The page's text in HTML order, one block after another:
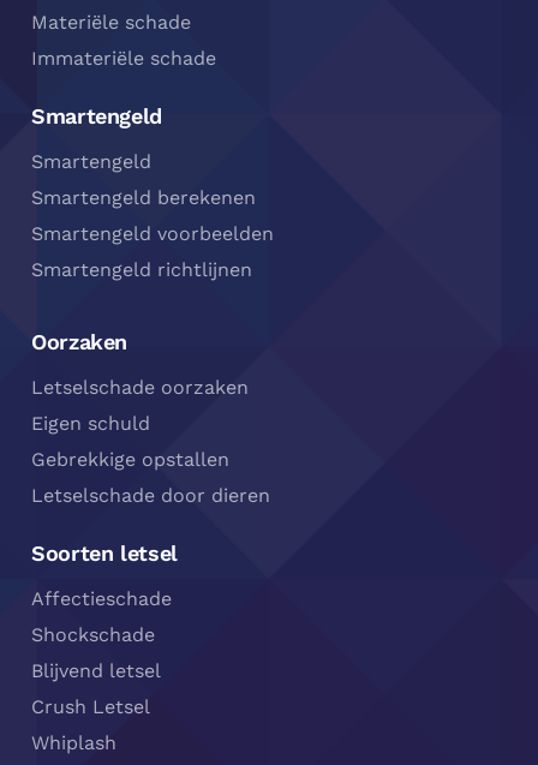
Materiële schade
Immateriële schade
Smartengeld
Smartengeld
Smartengeld berekenen
Smartengeld voorbeelden
Smartengeld richtlijnen
Oorzaken
Letselschade oorzaken
Eigen schuld
Gebrekkige opstallen
Letselschade door dieren
Soorten letsel
Affectieschade
Shockschade
Blijvend letsel
Crush Letsel
Whiplash